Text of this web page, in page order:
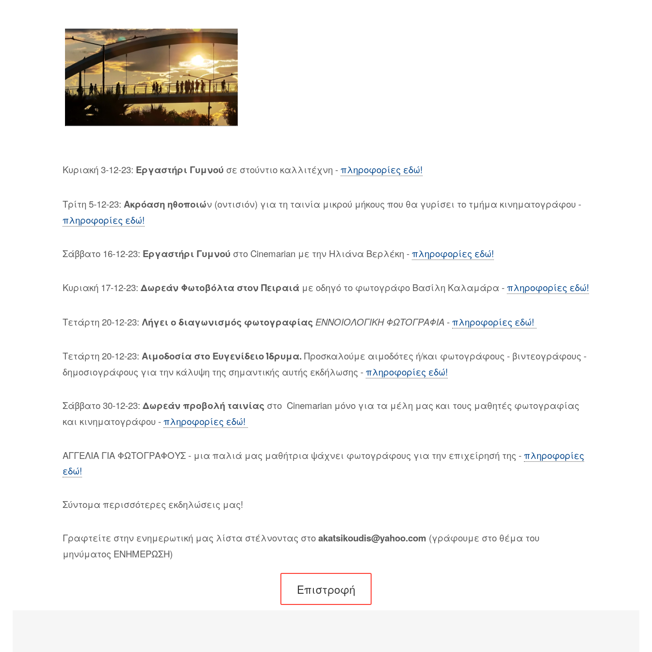
Κυριακή 3-12-23: Εργαστήρι Γυμνούσε στούντιο καλλιτέχνη -πληροφορίες εδώ!
Τρίτη 5-12-23: Ακρόαση ηθοποιών (οντισιόν) για τη ταινία μικρού μήκους που θα γυρίσει το τμήμα κινηματογράφου -
πληροφορίες εδώ!
Σάββατο 16-12-23: Εργαστήρι Γυμνούστο Cinemarian με την Ηλιάνα Βερλέκη -πληροφορίες εδώ!
Κυριακή 17-12-23: Δωρεάν Φωτοβόλτα στον Πειραιάμε οδηγό το φωτογράφο Βασίλη Καλαμάρα -πληροφορίες εδώ!
Τετάρτη 20-12-23: Λήγει ο διαγωνισμός φωτογραφίας ΕΝΝΟΙΟΛΟΓΙΚΗ ΦΩΤΟΓΡΑΦΙΑ -πληροφορίες εδώ!
Τετάρτη 20-12-23: Αιμοδοσία στο Ευγενίδειο Ίδρυμα. Προσκαλούμε αιμοδότες ή/και φωτογράφους - βιντεογράφους -
δημοσιογράφους για την κάλυψη της σημαντικής αυτής εκδήλωσης -πληροφορίες εδώ!
Σάββατο 30-12-23: Δωρεάν προβολή ταινίας στο Cinemarian μόνο για τα μέλη μας και τους μαθητές φωτογραφίας
και κινηματογράφου -πληροφορίες εδώ!
ΑΓΓΕΛΙΑ ΓΙΑ ΦΩΤΟΓΡΑΦΟΥΣ - μια παλιά μας μαθήτρια ψάχνει φωτογράφους για την επιχείρησή της -πληροφορίες
εδώ!
Σύντομα περισσότερες εκδηλώσεις μας!
Γραφτείτε στην ενημερωτική μας λίστα στέλνοντας στοakatsikoudis@yahoo.com (γράφουμε στο θέμα του
μηνύματος ΕΝΗΜΕΡΩΣΗ)
Επιστροφή